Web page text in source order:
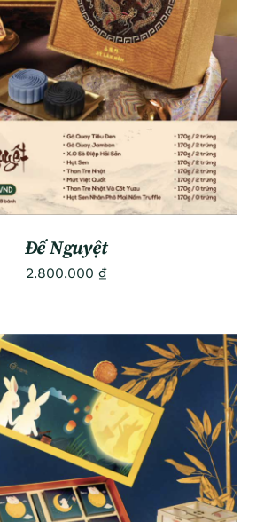
ADD TO CART
/
Đế Nguyệt
2.800.000 ₫
ADD TO CART
/